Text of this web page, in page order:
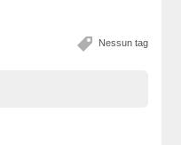
Nessun tag